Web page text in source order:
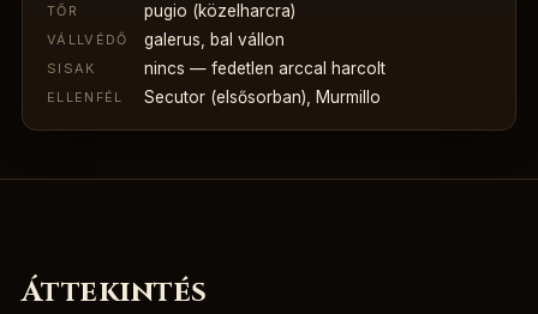
TŐR pugio (közelharcra)
VÁLLVÉDŐ galerus, bal vállon
SISAK nincs — fedetlen arccal harcolt
ELLENFÉL Secutor (elsősorban), Murmillo
Áttekintés